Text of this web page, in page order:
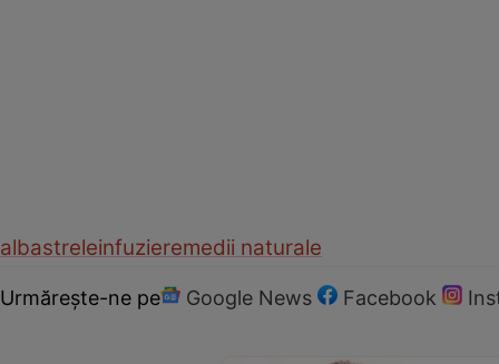
albastreleinfuzieremedii naturale
Urmărește-ne pe Google News Facebook